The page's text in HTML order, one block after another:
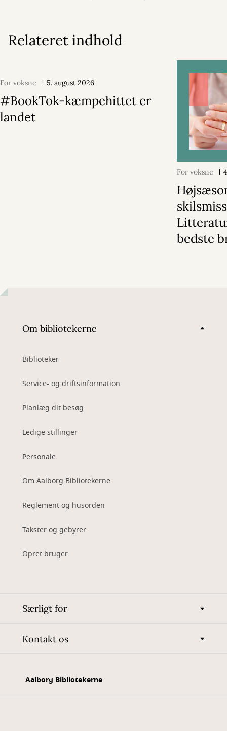
Relateret indhold
For voksne 5. august 2026
#BookTok-kæmpehittet er
landet
For voksne
bedste
Om bibliotekerne
Biblioteker
Service- og driftsinformation
Planlæg dit besøg
Ledige stillinger
Personale
Om Aalborg Bibliotekerne
Reglement og husorden
Takster og gebyrer
Opret bruger
Særligt for
Kontakt os
Aalborg Bibliotekerne